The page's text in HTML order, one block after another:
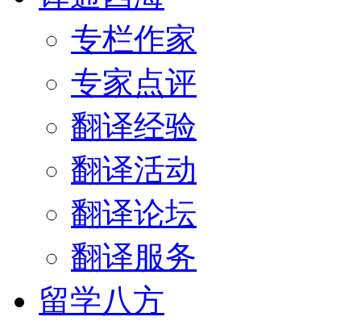
专栏作家
专家点评
翻译经验
翻译活动
翻译论坛
翻译服务
留学八方